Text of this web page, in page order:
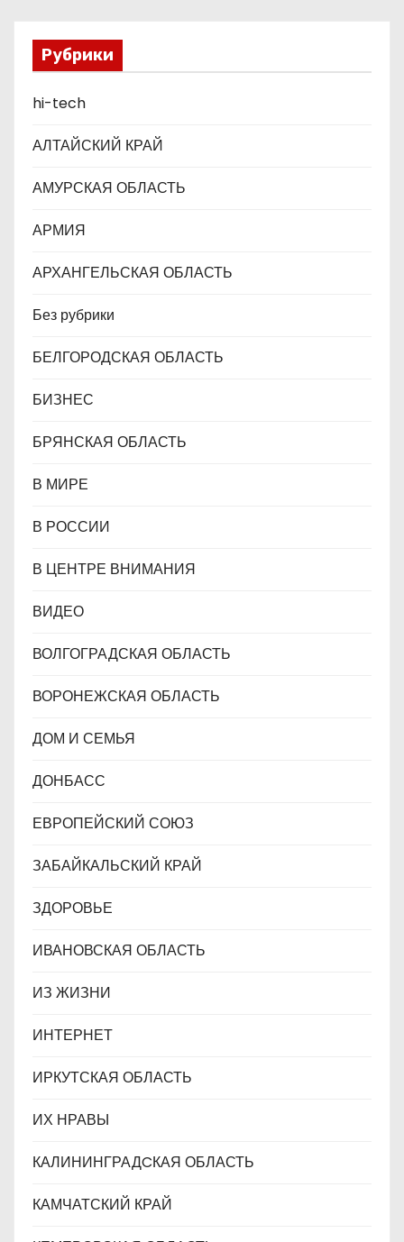
а
п
и
с
я
м
Рубрики
hi-tech
АЛТАЙСКИЙ КРАЙ
АМУРСКАЯ ОБЛАСТЬ
АРМИЯ
АРХАНГЕЛЬСКАЯ ОБЛАСТЬ
Без рубрики
БЕЛГОРОДСКАЯ ОБЛАСТЬ
БИЗНЕС
БРЯНСКАЯ ОБЛАСТЬ
В МИРЕ
В РОССИИ
В ЦЕНТРЕ ВНИМАНИЯ
ВИДЕО
ВОЛГОГРАДСКАЯ ОБЛАСТЬ
ВОРОНЕЖСКАЯ ОБЛАСТЬ
ДОМ И СЕМЬЯ
ДОНБАСС
ЕВРОПЕЙСКИЙ СОЮЗ
ЗАБАЙКАЛЬСКИЙ КРАЙ
ЗДОРОВЬЕ
ИВАНОВСКАЯ ОБЛАСТЬ
ИЗ ЖИЗНИ
ИНТЕРНЕТ
ИРКУТСКАЯ ОБЛАСТЬ
ИХ НРАВЫ
КАЛИНИНГРАДCКАЯ ОБЛАСТЬ
КАМЧАТСКИЙ КРАЙ